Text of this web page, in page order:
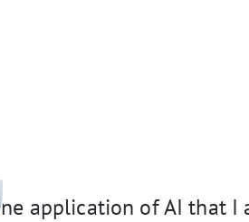
application of AI that I